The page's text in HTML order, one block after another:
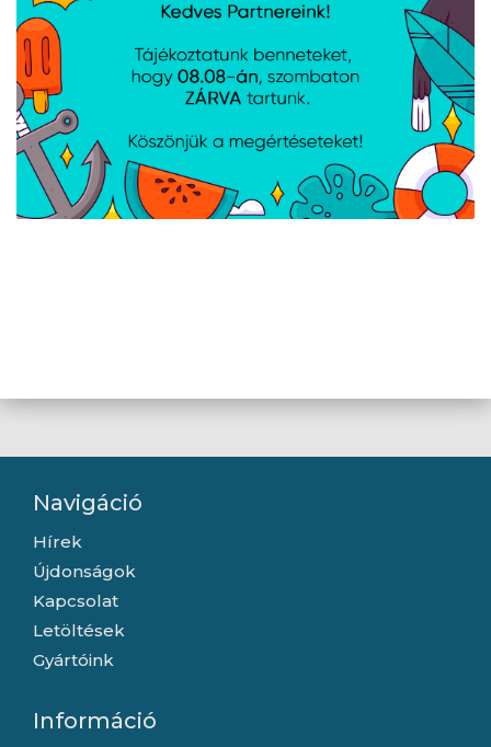
Műszaki adatok
Sebességi fokozat: 7
Érintési pontok: 3 677 pont
Rezgési frekvencia: 2 100-8 000 fordulat/perc
Töltési idő: 2,5 h
Akkumulátor élettartama: 5 óra
Tápcsatlakozó: DC jack
Anyag: ABS, FDA szilikon
Áramellátás: Li-Ion 3,7 V / 450 mAh (újratölthető,
Navigáció
Hírek
Újdonságok
Kapcsolat
Letöltések
Gyártóink
Információ